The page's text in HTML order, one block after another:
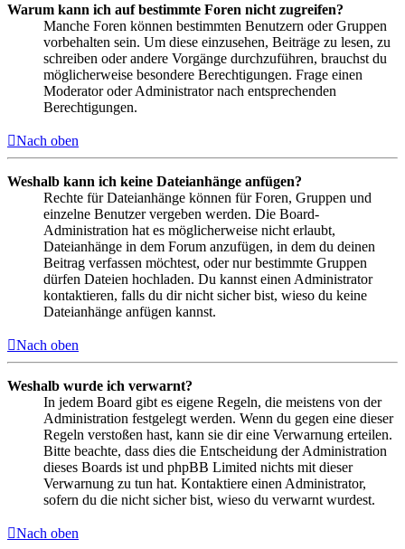
Warum kann ich auf bestimmte Foren nicht zugreifen?
Manche Foren können bestimmten Benutzern oder Gruppen
vorbehalten sein. Um diese einzusehen, Beiträge zu lesen, zu
schreiben oder andere Vorgänge durchzuführen, brauchst du
möglicherweise besondere Berechtigungen. Frage einen
Moderator oder Administrator nach entsprechenden
Berechtigungen.
Nach oben
Weshalb kann ich keine Dateianhänge anfügen?
Rechte für Dateianhänge können für Foren, Gruppen und
einzelne Benutzer vergeben werden. Die Board-
Administration hat es möglicherweise nicht erlaubt,
Dateianhänge in dem Forum anzufügen, in dem du deinen
Beitrag verfassen möchtest, oder nur bestimmte Gruppen
dürfen Dateien hochladen. Du kannst einen Administrator
kontaktieren, falls du dir nicht sicher bist, wieso du keine
Dateianhänge anfügen kannst.
Nach oben
Weshalb wurde ich verwarnt?
In jedem Board gibt es eigene Regeln, die meistens von der
Administration festgelegt werden. Wenn du gegen eine dieser
Regeln verstoßen hast, kann sie dir eine Verwarnung erteilen.
Bitte beachte, dass dies die Entscheidung der Administration
dieses Boards ist und phpBB Limited nichts mit dieser
Verwarnung zu tun hat. Kontaktiere einen Administrator,
sofern du die nicht sicher bist, wieso du verwarnt wurdest.
Nach oben